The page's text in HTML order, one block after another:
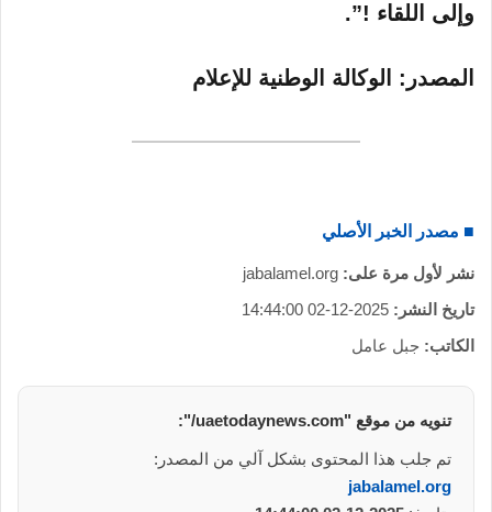
وإلى اللقاء !”.
المصدر: الوكالة الوطنية للإعلام
■ مصدر الخبر الأصلي
نشر لأول مرة على: jabalamel.org
تاريخ النشر: 2025-12-02 14:44:00
الكاتب: جبل عامل
تنويه من موقع "uaetodaynews.com/":
تم جلب هذا المحتوى بشكل آلي من المصدر:
jabalamel.org